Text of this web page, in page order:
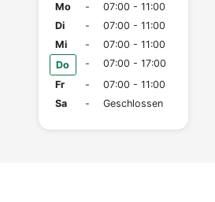
Mo -
07:00 - 11:00
Di
-
07:00 - 11:00
Mi
-
07:00 - 11:00
Do
-
07:00 - 17:00
Fr
-
07:00 - 11:00
Sa
- Geschlossen